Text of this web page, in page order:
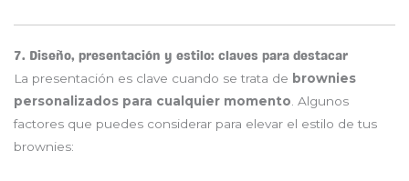
7. Diseño, presentación y estilo: claves para destacar
La presentación es clave cuando se trata de brownies
personalizados para cualquier momento . Algunos
factores que puedes considerar para elevar el estilo de tus
brownies: